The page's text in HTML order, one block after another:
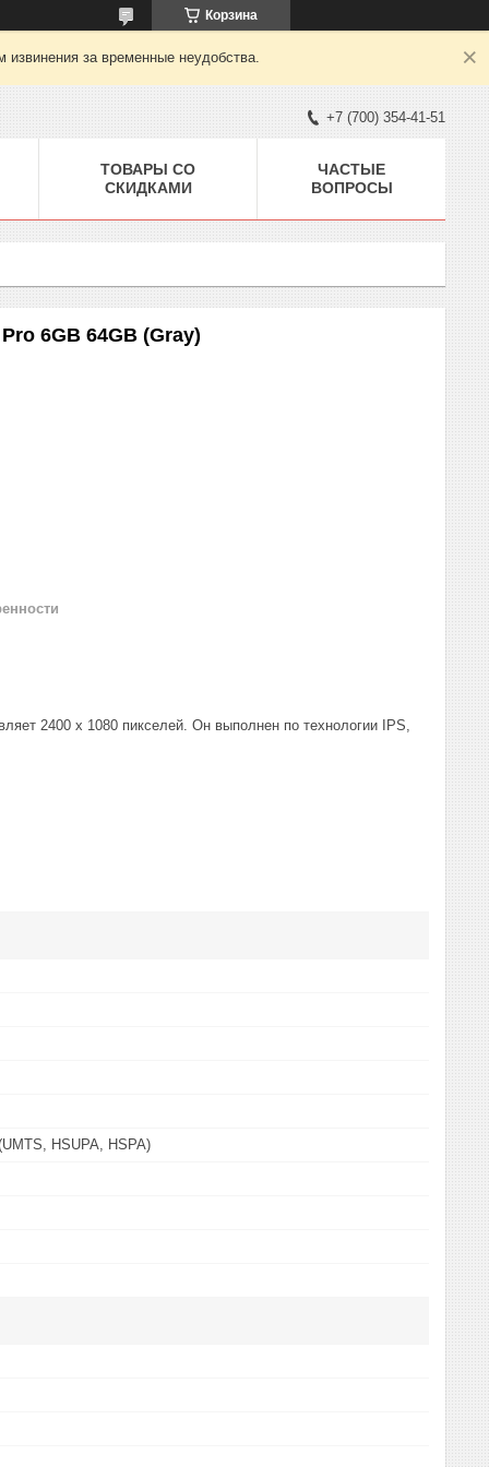
Корзина
за временные неудобства.
+7 (700) 354-41-51
ТОВАРЫ СО
СКИДКАМИ
ЧАСТЫЕ
ВОПРОСЫ
6GB 64GB (Gray)
2400 х 1080 пикселей. Он выполнен по технологии IPS,
HSUPA, HSPA)